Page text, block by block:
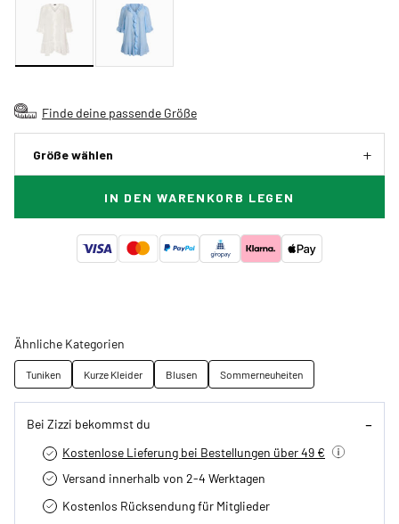
Finde deine passende Größe
Größe wählen
IN DEN WARENKORB LEGEN
Ähnliche Kategorien
Tuniken Kurze Kleider Blusen Sommerneuheiten
Bei Zizzi bekommst du
Kostenlose Lieferung bei Bestellungen über 49 €
Versand innerhalb von 2-4 Werktagen
Kostenlos Rücksendung für Mitglieder